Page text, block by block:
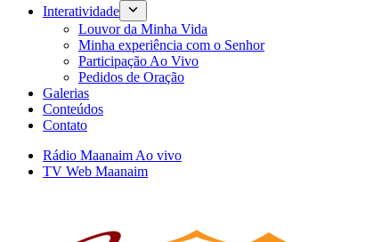
Interatividade
Louvor da Minha Vida
Minha experiência com o Senhor
Participação Ao Vivo
Pedidos de Oração
Galerias
Conteúdos
Contato
Rádio Maanaim Ao vivo
TV Web Maanaim